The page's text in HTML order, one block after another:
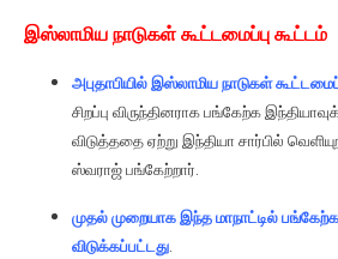
இஸ்லாமிய நாடுகள் கூட்டமைப்பு கூட்டம்
அபுதாபியில் இஸ்லாமிய நாடுகள்
சிறப்பு விருந்தினராக பங்கேற்க
விடுத்ததை ஏற்று இந்தியா சார்பில்
ஸ்வராஜ் பங்கேற்றார்.
முதல் முறையாக இந்த மாநாட்டில்
விடுக்கப்பட்டது.